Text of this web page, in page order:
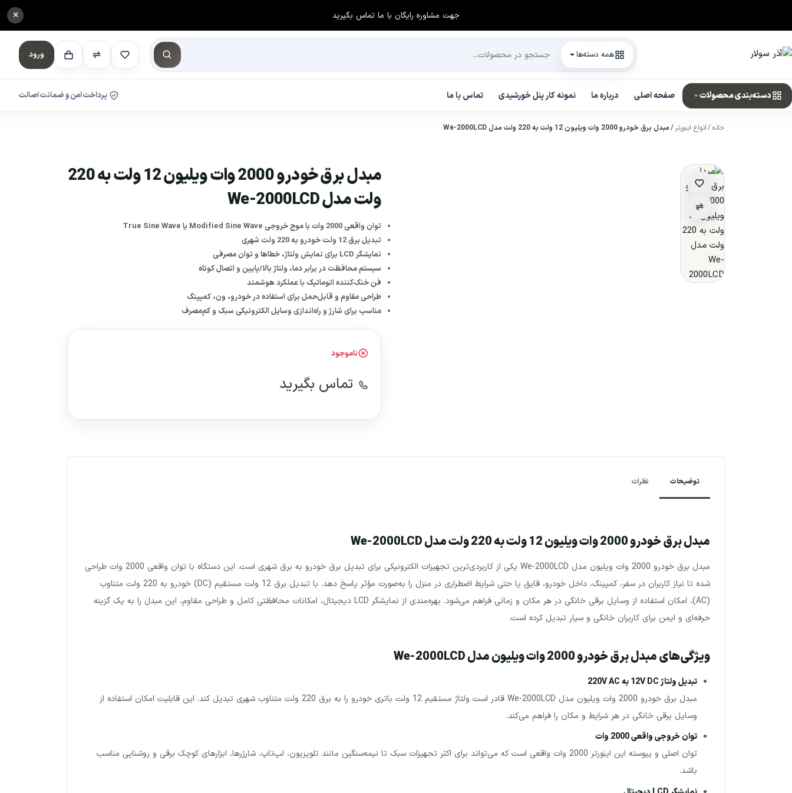
جهت مشاوره رایگان با ما تماس بگیرید ×
همه دسته‌ها ورود
دسته‌بندی محصولات صفحه اصلی درباره ما نمونه کار پنل خورشیدی تماس با ما پرداخت امن و ضمانت اصالت
خانه انواع اینورتر مبدل برق خودرو 2000 وات ویلیون 12 ولت به 220 ولت مدل We-2000LCD
مبدل برق خودرو 2000 وات ویلیون 12 ولت به 220
ولت مدل We-2000LCD
توان واقعی 2000 وات با موج خروجی Modified Sine Wave یا True Sine Wave
تبدیل برق 12 ولت خودرو به 220 ولت شهری
نمایشگر LCD برای نمایش ولتاژ، خطاها و توان مصرفی
سیستم محافظت در برابر دما، ولتاژ بالا/پایین و اتصال کوتاه
فن خنک‌کننده اتوماتیک با عملکرد هوشمند
طراحی مقاوم و قابل‌حمل برای استفاده در خودرو، ون، کمپینگ
مناسب برای شارژ و راه‌اندازی وسایل الکترونیکی سبک و کم‌مصرف
ناموجود
تماس بگیرید
توضیحات نظرات
مبدل برق خودرو 2000 وات ویلیون 12 ولت به 220 ولت مدل We-2000LCD
مبدل برق خودرو 2000 وات ویلیون مدل We-2000LCD یکی از کاربردی‌ترین تجهیزات الکترونیکی برای تبدیل برق خودرو به برق شهری است. این دستگاه با توان واقعی 2000 وات طراحی
شده تا نیاز کاربران در سفر، کمپینگ، داخل خودرو، قایق یا حتی شرایط اضطراری در منزل را به‌صورت مؤثر پاسخ دهد. با تبدیل برق 12 ولت مستقیم (DC) خودرو به 220 ولت متناوب
(AC)، امکان استفاده از وسایل برقی خانگی در هر مکان و زمانی فراهم می‌شود. بهره‌مندی از نمایشگر LCD دیجیتال، امکانات محافظتی کامل و طراحی مقاوم، این مبدل را به یک گزینه
حرفه‌ای و ایمن برای کاربران خانگی و سیار تبدیل کرده است.
ویژگی‌های مبدل برق خودرو 2000 وات ویلیون مدل We-2000LCD
تبدیل ولتاژ 12V DC به 220V AC
مبدل برق خودرو 2000 وات ویلیون مدل We-2000LCD قادر است ولتاژ مستقیم 12 ولت باتری خودرو را به برق 220 ولت متناوب شهری تبدیل کند. این قابلیت امکان استفاده از
وسایل برقی خانگی در هر شرایط و مکان را فراهم می‌کند.
توان خروجی واقعی 2000 وات
توان اصلی و پیوسته این اینورتر 2000 وات واقعی است که می‌تواند برای اکثر تجهیزات سبک تا نیمه‌سنگین مانند تلویزیون، لپ‌تاپ، شارژرها، ابزارهای کوچک برقی و روشنایی مناسب
باشد.